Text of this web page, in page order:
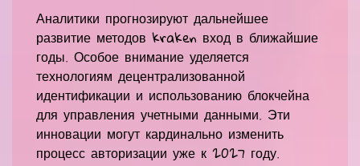
Аналитики прогнозируют дальнейшее
развитие методов kraken вход в ближайшие
годы. Особое внимание уделяется
технологиям децентрализованной
идентификации и использованию блокчейна
для управления учетными данными. Эти
инновации могут кардинально изменить
процесс авторизации уже к 2027 году.